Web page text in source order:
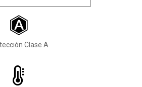
Clase A